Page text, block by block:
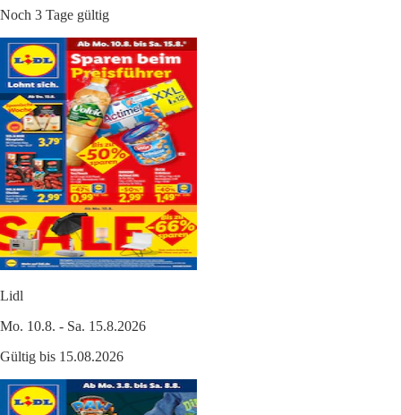
Noch 3 Tage gültig
Lidl
Mo. 10.8. - Sa. 15.8.2026
Gültig bis 15.08.2026